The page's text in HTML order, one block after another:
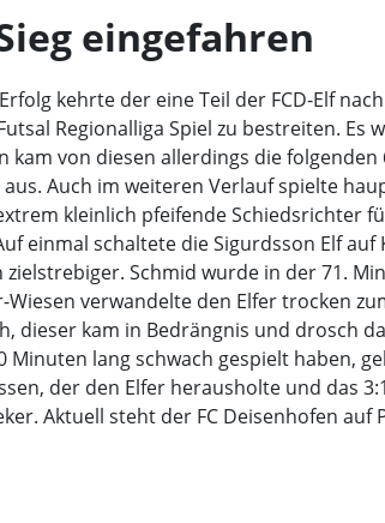
eingefahren
kehrte der eine Teil der FCD-Elf
Regionalliga Spiel zu bestreiten.
kam von diesen allerdings die
Auch im weiteren Verlauf spielte
kleinlich pfeifende Schiedsrichter
einmal schaltete die Sigurdsson Elf
Schmid wurde in der 71.
verwandelte den Elfer trocken
dieser kam in Bedrängnis und drosch
Minuten lang schwach gespielt haben,
der den Elfer herausholte und das
Aktuell steht der FC Deisenhofen auf